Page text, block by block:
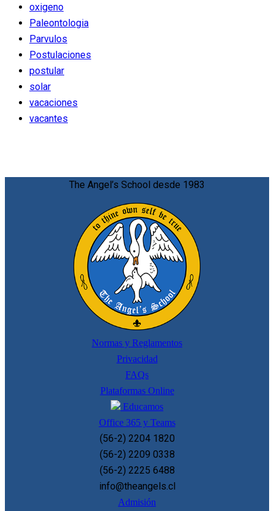
oxigeno
Paleontologia
Parvulos
Postulaciones
postular
solar
vacaciones
vacantes
The Angel’s School desde 1983
Normas y Reglamentos
Privacidad
FAQs
Plataformas Online
Educamos
Office 365 y Teams
(56-2) 2204 1820
(56-2) 2209 0338
(56-2) 2225 6488
info@theangels.cl
Admisión